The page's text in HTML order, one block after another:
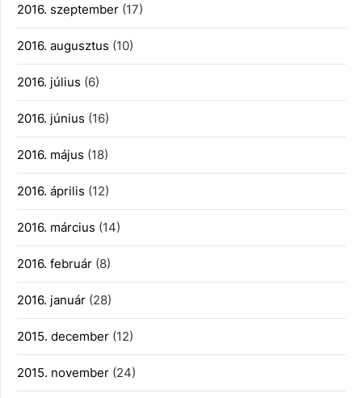
2016. szeptember (17)
2016. augusztus (10)
2016. július (6)
2016. június (16)
2016. május (18)
2016. április (12)
2016. március (14)
2016. február (8)
2016. január (28)
2015. december (12)
2015. november (24)